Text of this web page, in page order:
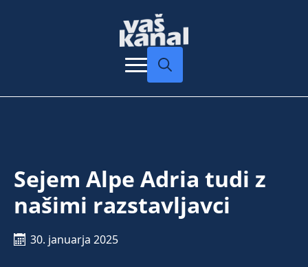
Sejem Alpe Adria tudi z
našimi razstavljavci
30. januarja 2025